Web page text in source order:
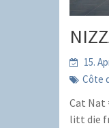
15.
Côte
Cat Nat
litt die